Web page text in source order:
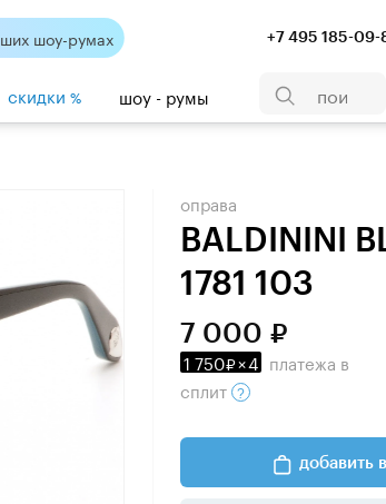
+7 495 185-09-
шоу-румах
скидки % шоу - румы
оправа
BALDININI
1781 103
7 000
1 750 ×4 платежа в
сплит
добавить